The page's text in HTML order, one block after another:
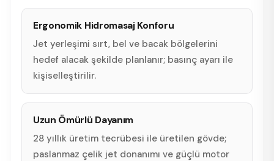
Ergonomik Hidromasaj Konforu
Jet yerleşimi sırt, bel ve bacak bölgelerini
hedef alacak şekilde planlanır; basınç ayarı ile
kişiselleştirilir.
Uzun Ömürlü Dayanım
28 yıllık üretim tecrübesi ile üretilen gövde;
paslanmaz çelik jet donanımı ve güçlü motor